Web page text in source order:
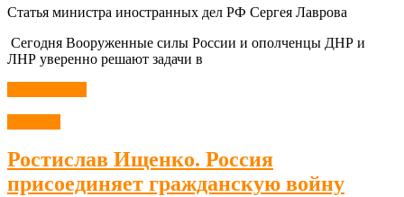
Статья министра иностранных дел РФ Сергея Лаврова
Сегодня Вооруженные силы России и ополченцы ДНР и
ЛНР уверенно решают задачи в
Ростислав Ищенко. Россия
присоединяет гражданскую войну